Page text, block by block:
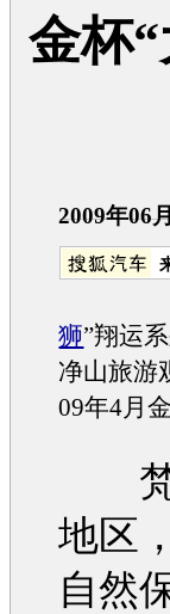
金杯
2009年06
狮”翔运
净山旅游
09年4月
梵
地区
自然